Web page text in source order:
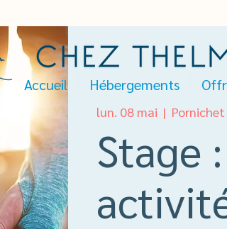
Accueil Hébergements
lun. 08 mai
  |
Pornichet
Stage